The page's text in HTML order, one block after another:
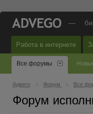
—
Работа в интернете
Все форумы
Адвего Форум Все
Форум